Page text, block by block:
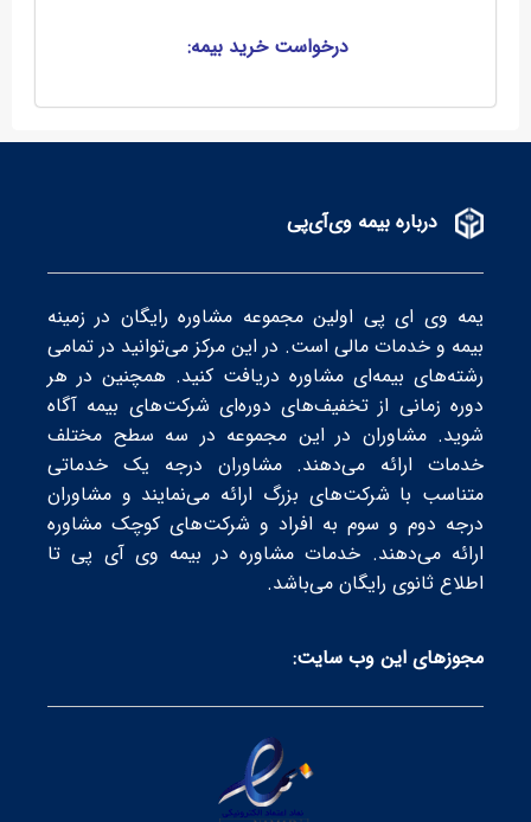
درخواست خرید بیمه:
درباره بیمه وی‌آی‌پی
یمه وی ای پی اولین مجموعه مشاوره رایگان در زمینه
بیمه و خدمات مالی است. در این مرکز می‌توانید در تمامی
رشته‌های بیمه‌ای مشاوره دریافت کنید. همچنین در هر
دوره زمانی از تخفیف‌های دوره‌ای شرکت‌های بیمه‌ آگاه
شوید. مشاوران در این مجموعه در سه سطح‌ مختلف
خدمات ارائه می‌دهند. مشاوران درجه یک خدماتی
متناسب با شرکت‌های بزرگ ارائه می‌نمایند و مشاوران
درجه دوم و سوم به افراد و شرکت‌های کوچک مشاوره
ارائه می‌دهند. خدمات مشاوره در بیمه وی آی پی تا
اطلاع ثانوی رایگان می‌باشد.
مجوز‌های این وب سایت: